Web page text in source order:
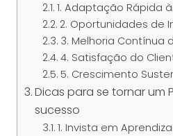
1. Adaptação Rápida
2. Oportunidades de
3. Melhoria Contínua
4. Satisfação do
5. Crescimento
Dicas para se tornar um
sucesso
1. Invista em